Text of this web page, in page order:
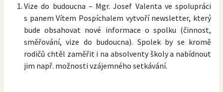
Vize do budoucna – Mgr. Josef Valenta ve spolupráci
s panem Vítem Pospíchalem vytvoří newsletter, který
bude obsahovat nové informace o spolku (činnost,
směřování, vize do budoucna). Spolek by se kromě
rodičů chtěl zaměřit i na absolventy školy a nabídnout
jim např. možnosti vzájemného setkávání.